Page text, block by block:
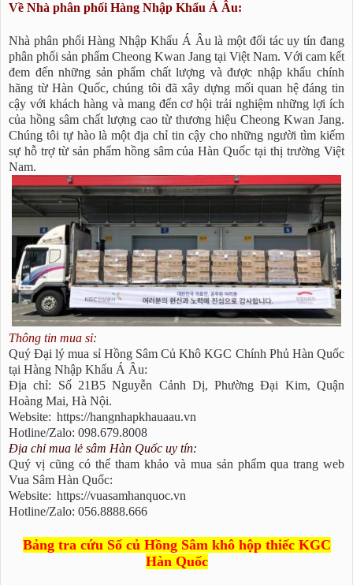
Về Nhà phân phối Hàng Nhập Khẩu Á Âu:
Nhà phân phối Hàng Nhập Khẩu Á Âu là một đối tác uy tín đang
phân phối sản phẩm Cheong Kwan Jang tại Việt Nam. Với cam kết
đem đến những sản phẩm chất lượng và được nhập khẩu chính
hãng từ Hàn Quốc, chúng tôi đã xây dựng mối quan hệ đáng tin
cậy với khách hàng và mang đến cơ hội trải nghiệm những lợi ích
của hồng sâm chất lượng cao từ thương hiệu Cheong Kwan Jang.
Chúng tôi tự hào là một địa chỉ tin cậy cho những người tìm kiếm
sự hỗ trợ từ sản phẩm hồng sâm của Hàn Quốc tại thị trường Việt
Nam.
Thông tin mua sỉ:
Quý Đại lý mua sỉ Hồng Sâm Củ Khô KGC Chính Phủ Hàn Quốc
tại Hàng Nhập Khẩu Á Âu:
Địa chỉ: Số 21B5 Nguyễn Cảnh Dị, Phường Đại Kim, Quận
Hoàng Mai, Hà Nội.
Website: https://hangnhapkhauaau.vn
Hotline/Zalo: 098.679.8008
Địa chỉ mua lẻ sâm Hàn Quốc uy tín:
Quý vị cũng có thể tham khảo và mua sản phẩm qua trang web
Vua Sâm Hàn Quốc:
Website: https://vuasamhanquoc.vn
Hotline/Zalo: 056.8888.666
Bảng tra cứu Số củ Hồng Sâm khô hộp thiếc KGC
Hàn Quốc